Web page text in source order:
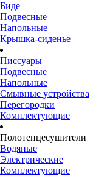
Биде
Подвесные
Напольные
Крышка-сиденье
Писсуары
Подвесные
Напольные
Смывные устройства
Перегородки
Комплектующие
Полотенцесушители
Водяные
Электрические
Комплектующие